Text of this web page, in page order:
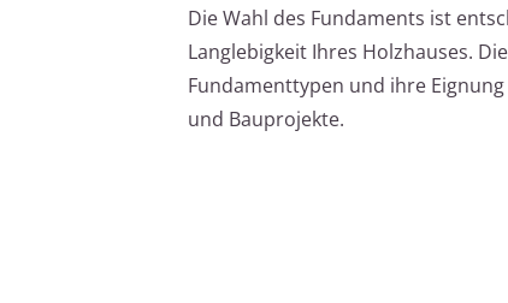
Die Wahl des Fundaments ist
Langlebigkeit Ihres Holzhauses.
Fundamenttypen und ihre
und Bauprojekte.